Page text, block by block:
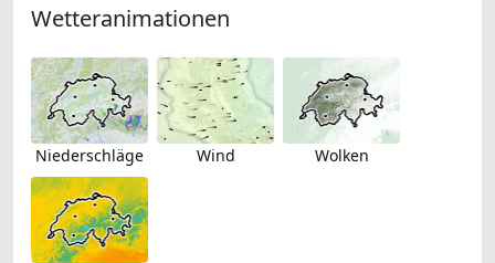
Wetteranimationen
Niederschläge Wind Wolken